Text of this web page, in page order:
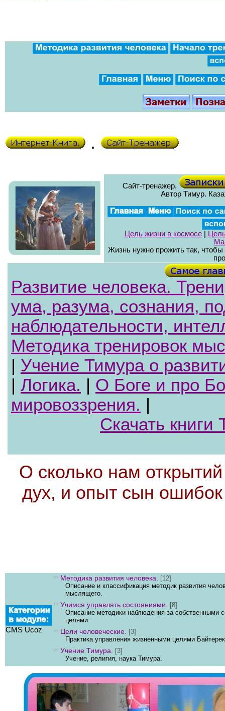
.
Сайт-тренажер.
Автор Тимур.
Цель жизни в космосе|
Жизнь нужно прожить так,
Развитие человека.
ума, разума, сознания,
наблюдательности,
Методика тренировок
| Учение Тимура о
| Логика. | О Боге и про
мировоззрения. |
Скачать
О сколько нам
дух, и опыт сын ошибок
CMS Ucoz
Методика развития человека.
[12]
Описание и классификация методик развития
мыслящего.
Учимся управлять состояниями.
[8]
Описание методики наблюдения за собственными
целями.
Цели человеческие. [3]
Практика управления жизненными целями
Учение Тимура.
[3]
Учение, религия, наука Тимура.